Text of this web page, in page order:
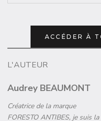
ACCÉDER À
L'AUTEUR
Audrey BEAUMONT
Créatrice de la marque
FORESTO ANTIBES, je suis la